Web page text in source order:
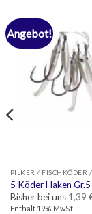
Angebot!
PILKER / FISCHKÖDER
5 Köder Haken Gr.5
Bisher bei uns 1,39
Enthält 19% MwSt.